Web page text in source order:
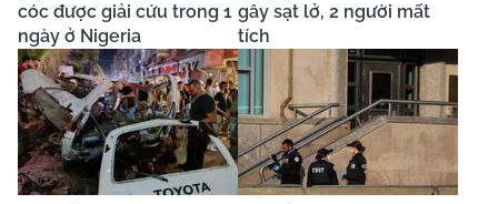
cóc được giải cứu trong 1
ngày ở Nigeria
gây sạt lở, 2 người mất
tích